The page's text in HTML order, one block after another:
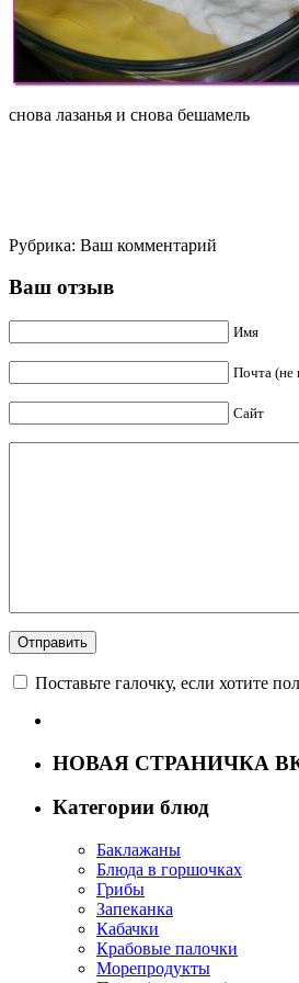
снова лазанья и снова бешамель
Рубрика: Ваш комментарий
Ваш отзыв
Имя
Почта (не
Сайт
Поставьте галочку, если хотите
НОВАЯ СТРАНИЧКА
Категории блюд
Баклажаны
Блюда в горшочках
Грибы
Запеканка
Кабачки
Крабовые палочки
Морепродукты